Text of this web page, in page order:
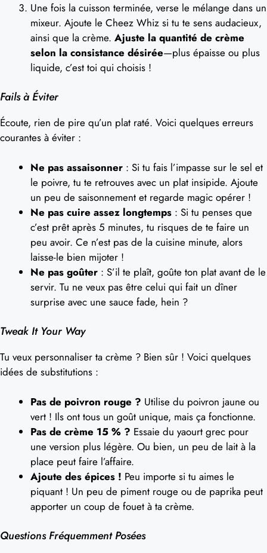
Une fois la cuisson terminée, verse le mélange dans un
mixeur. Ajoute le Cheez Whiz si tu te sens audacieux,
ainsi que la crème. Ajuste la quantité de crème
selon la consistance désirée—plus épaisse ou plus
liquide, c’est toi qui choisis !
Fails à Éviter
Écoute, rien de pire qu’un plat raté. Voici quelques erreurs
courantes à éviter :
Ne pas assaisonner : Si tu fais l’impasse sur le sel et
le poivre, tu te retrouves avec un plat insipide. Ajoute
un peu de saisonnement et regarde magic opérer !
Ne pas cuire assez longtemps : Si tu penses que
c’est prêt après 5 minutes, tu risques de te faire un
peu avoir. Ce n’est pas de la cuisine minute, alors
laisse-le bien mijoter !
Ne pas goûter : S’il te plaît, goûte ton plat avant de le
servir. Tu ne veux pas être celui qui fait un dîner
surprise avec une sauce fade, hein ?
Tweak It Your Way
Tu veux personnaliser ta crème ? Bien sûr ! Voici quelques
idées de substitutions :
Pas de poivron rouge ? Utilise du poivron jaune ou
vert ! Ils ont tous un goût unique, mais ça fonctionne.
Pas de crème 15 % ? Essaie du yaourt grec pour
une version plus légère. Ou bien, un peu de lait à la
place peut faire l’affaire.
Ajoute des épices ! Peu importe si tu aimes le
piquant ! Un peu de piment rouge ou de paprika peut
apporter un coup de fouet à ta crème.
Questions Fréquemment Posées